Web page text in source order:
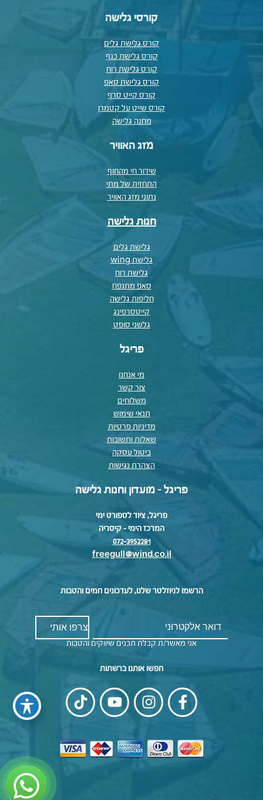
קורסי גלישה
קורס גלישת גלים
קורס גלישת כנף
קורס גלישת רוח
קורס גלישת סאפ
קורס קייט סרף
קורס שייט על קטמרן
מחנה גלישה
מזג האוויר
שידור חי מהחוף
התחזית של מתי
נתוני מזג האוויר
חנות גלישה
גלישת גלים
גלישת wing
גלישת רוח
סאפ מתנפח
חליפות גלישה
קייטסרפינג
גלשני סופט
פריגל
מי אנחנו
צור קשר
משלוחים
תנאי שימוש
מדיניות פרטיות
שאלות ותשובות
ביטול עסקה
הצהרת נגישות
פריגל - מועדון וחנות גלישה
פריגל, ציוד לספורט ימי
המרכז הימי – קיסריה
072-3952281
freegull@wind.co.il
הרשמו לניוזלטר שלנו, לעדכונים חמים והטבות
אני מאשר/ת קבלת תכנים שיווקים והטבות
חפשו אותנו ברשתות